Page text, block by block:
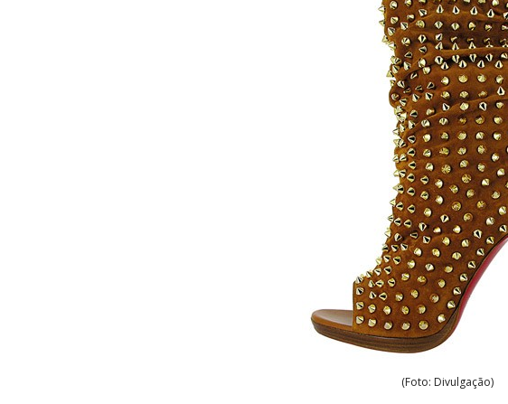
(Foto: Divulgação)